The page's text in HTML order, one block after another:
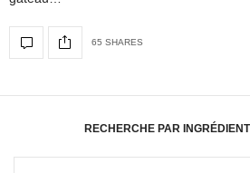
65 SHARES
RECHERCHE PAR